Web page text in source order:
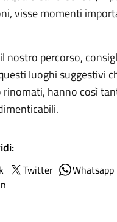
visse momenti
nostro percorso,
luoghi suggestivi
rinomati, hanno così
Twitter Whatsapp